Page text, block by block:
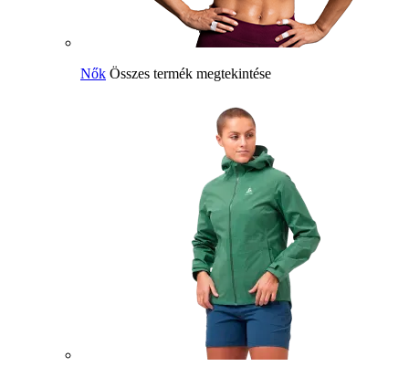
Nők Összes termék megtekintése